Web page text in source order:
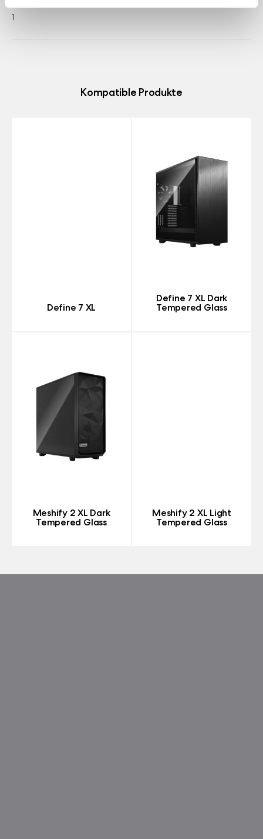
1
Kompatible Produkte
Define 7 XL
Define 7 XL Dark
Tempered Glass
Meshify 2 XL Dark
Tempered Glass
Meshify 2 XL Light
Tempered Glass